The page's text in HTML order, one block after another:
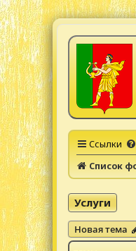
Ссылки
Список
Услуги
Новая тема